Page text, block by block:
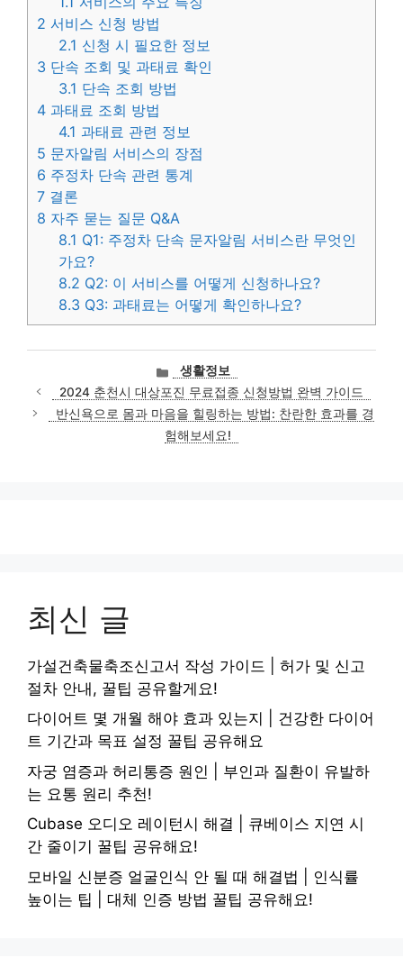
2 서비스 신청 방법
2.1 신청 시 필요한 정보
3 단속 조회 및 과태료 확인
3.1 단속 조회 방법
4 과태료 조회 방법
4.1 과태료 관련 정보
5 문자알림 서비스의 장점
6 주정차 단속 관련 통계
7 결론
8 자주 묻는 질문 Q&A
8.1 Q1: 주정차 단속 문자알림 서비스란 무엇인
가요?
8.2 Q2: 이 서비스를 어떻게 신청하나요?
8.3 Q3: 과태료는 어떻게 확인하나요?
카
테
고
리
생활정보
2024 춘천시 대상포진 무료접종 신청방법 완벽 가이드
반신욕으로 몸과 마음을 힐링하는 방법: 찬란한 효과를 경
험해보세요!
최신 글
가설건축물축조신고서 작성 가이드 | 허가 및 신고
절차 안내, 꿀팁 공유할게요!
다이어트 몇 개월 해야 효과 있는지 | 건강한 다이어
트 기간과 목표 설정 꿀팁 공유해요
자궁 염증과 허리통증 원인 | 부인과 질환이 유발하
는 요통 원리 추천!
Cubase 오디오 레이턴시 해결 | 큐베이스 지연 시
간 줄이기 꿀팁 공유해요!
모바일 신분증 얼굴인식 안 될 때 해결법 | 인식률
높이는 팁 | 대체 인증 방법 꿀팁 공유해요!